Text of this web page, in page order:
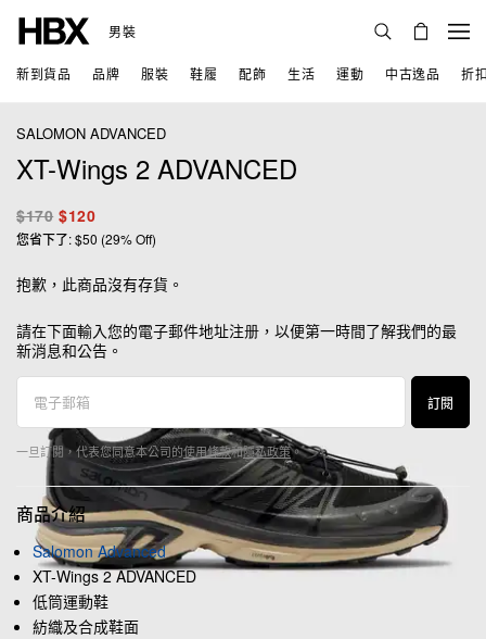
男裝
新到貨品 品牌 服裝 鞋履 配飾 生活 運動 中古逸品 折
SALOMON ADVANCED
XT-Wings 2 ADVANCED
$170 $120
您省下了: $50 (29% Off)
抱歉，此商品沒有存貨。
請在下面輸入您的電子郵件地址注册，以便第一時間了解我們的最
新消息和公告。
訂閱
一旦訂閱，代表您同意本公司的使用條款和隱私政策。
商品介紹
Salomon Advanced
XT-Wings 2 ADVANCED
低筒運動鞋
紡織及合成鞋面